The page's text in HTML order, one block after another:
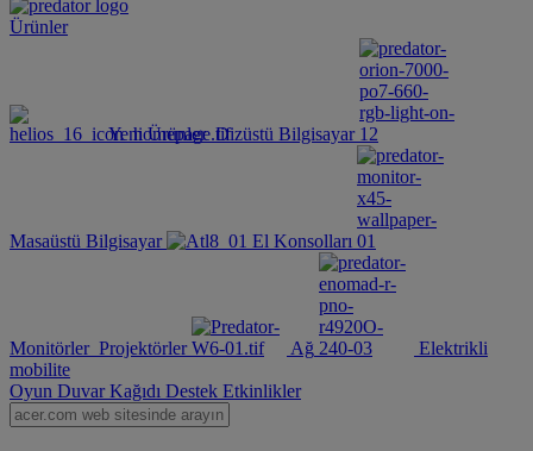
Ürünler
Yeni Ürünler Dizüstü Bilgisayar
Masaüstü Bilgisayar El Konsolları
Monitörler Projektörler Ağ
Elektrikli
mobilite
Oyun Duvar Kağıdı Destek Etkinlikler